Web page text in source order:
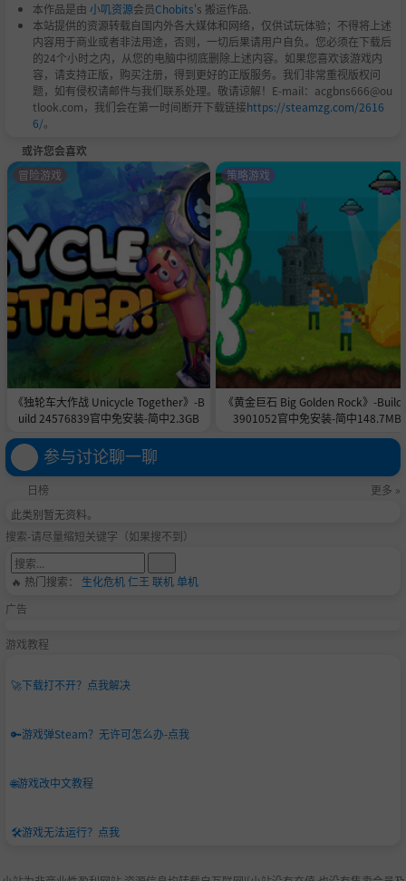
本作品是由 小叽资源会员Chobits's 搬运作品.
本站提供的资源转载自国内外各大媒体和网络，仅供试玩体验；不得将上述
内容用于商业或者非法用途，否则，一切后果请用户自负。您必须在下载后
的24个小时之内，从您的电脑中彻底删除上述内容。如果您喜欢该游戏内
容，请支持正版，购买注册，得到更好的正版服务。我们非常重视版权问
题，如有侵权请邮件与我们联系处理。敬请谅解！E-mail：acgbns666@ou
tlook.com，我们会在第一时间断开下载链接https://steamzg.com/2616
6/。
或许您会喜欢
《独轮车大作战 Unicycle Together》-B
uild 24576839官中免安装-简中2.3GB
冒险游戏
《黄金巨石 Big Golden Rock》-Build
3901052官中免安装-简中148.7MB
策略游戏
参与讨论聊一聊
日榜
更多 »
此类别暂无资料。
搜索-请尽量缩短关键字（如果搜不到）
🔥 热门搜索： 生化危机仁王联机单机
广告
游戏教程
🚀下载打不开？点我解决
🔑游戏弹Steam？无许可怎么办-点我
🌐游戏改中文教程
🛠️游戏无法运行？点我